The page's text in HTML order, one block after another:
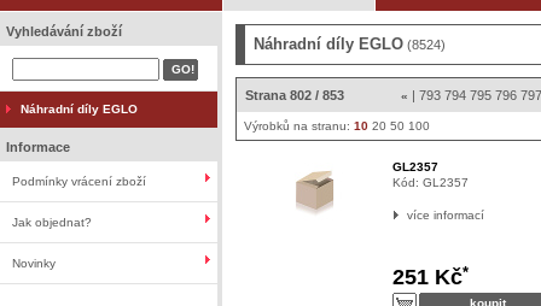
Vyhledávání zboží
Náhradní díly EGLO
Informace
Podmínky vrácení zboží
Jak objednat?
Novinky
Náhradní díly EGLO (8524)
Strana 802 / 853 « |793 794 795 796
Výrobků na stranu: 10 20 50 100
GL2357
Kód: GL2357
více informací
251 Kč*